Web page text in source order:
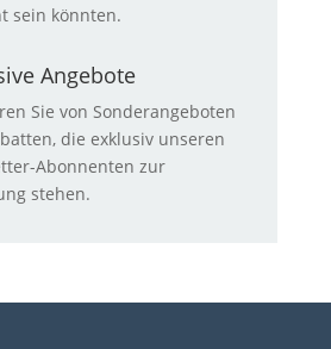
sein könnten.
Angebote
Sie von Sonderangeboten
die exklusiv unseren
Abonnenten zur
stehen.